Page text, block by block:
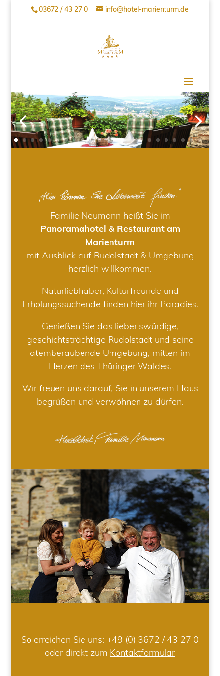
03672 / 43 27 0 info@hotel-marienturm.de
Familie Neumann heißt Sie im
Panoramahotel & Restaurant am
Marienturm
mit Ausblick auf Rudolstadt & Umgebung
herzlich willkommen.
Naturliebhaber, Kulturfreunde und
Erholungssuchende finden hier ihr Paradies.
Genießen Sie das liebenswürdige,
geschichtsträchtige Rudolstadt und seine
atemberaubende Umgebung, mitten im
Herzen des Thüringer Waldes.
Wir freuen uns darauf, Sie in unserem Haus
begrüßen und verwöhnen zu dürfen.
So erreichen Sie uns: +49 (0) 3672 / 43 27 0
oder direkt zum Kontaktformular